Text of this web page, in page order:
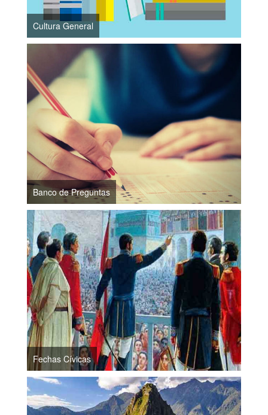
Cultura General
Banco de Preguntas
Fechas Cívicas